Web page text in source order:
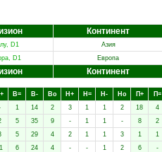
Континент
D1 Азия
D1 Европа
Континент
В= В- Вo Н+ Н= Н- Нo П+ П=
1 14 2 3 1 1 2 18 4
5 35 9 - 1 1 - 8 2
5 29 4 2 1 1 3 1 1
6 24 4 - - 1 2 6 -